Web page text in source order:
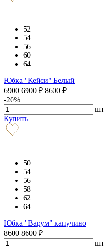
52
54
56
60
64
Юбка "Кейси" Белый
6900 6900 ₽ 8600 ₽
-20%
шт
Купить
50
54
56
58
62
64
Юбка "Варум" капучино
8600 8600 ₽
шт